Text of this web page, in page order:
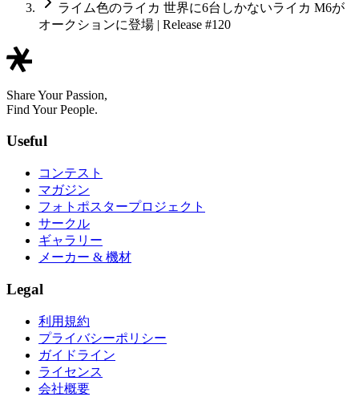
ライム色のライカ 世界に6台しかないライカ M6が
オークションに登場 | Release #120
Share Your Passion,
Find Your People.
Useful
コンテスト
マガジン
フォトポスタープロジェクト
サークル
ギャラリー
メーカー & 機材
Legal
利用規約
プライバシーポリシー
ガイドライン
ライセンス
会社概要